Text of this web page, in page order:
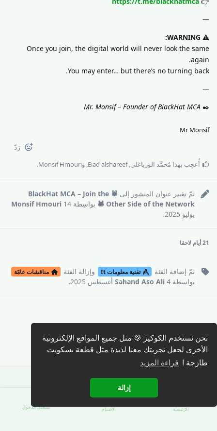
نحن نستخدم الكوكيز 🍪 مثل جميع المواقع الإلكترونية
الأخرى لجعل تجربتك معنا لذيذة مثل قطعة بسكويت
طازجة ! قراءة المزيد
إزالة
—
⚠️ WARNING:
Once you join, the digital world will never look the same
again.
You may enter… but there’s no turning back.
—
✒️
Mr. Monsif – Founder of BlackHat MCA
Mr Monsif
رَدّ
أُعجِب بهذا مُحمَّد الورياغلي,
Eiad alshareef, وMonsif Hmouri
.
تمّ تغيير عنوان المنشور إلى
🕷️ BlackHat MCA – Join the
Other Side of the Network 🕷️
بواسِطة Monsif Hmouri 14
يوليو 2025
.
21 أيام لاحقا
تمّ إضافة الفئة تقنية معلومات It وإزالة الفئة مناقشات عامّة
بواسطة Sahand Aso Ali 4 أغسطس 2025 .
كتابة رد 🖊️
الرّئيسيّة الأقسَام تسجيل الدّخول